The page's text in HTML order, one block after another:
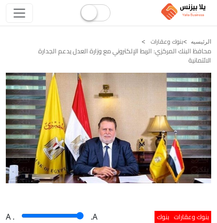
الرئيسيه بنوك وعقارات
محافظ البنك المركزي: الربط الإلكتروني مع وزارة العدل يدعم الجدارة
الائتمانية
بنوك وعقارات بنوك A . .A